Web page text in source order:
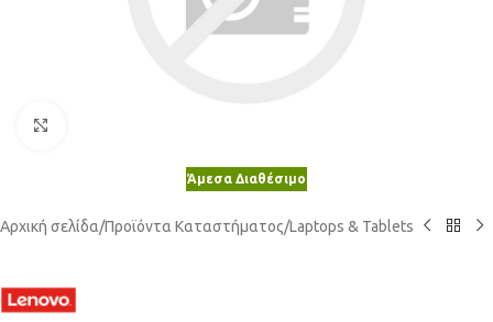
Άμεσα Διαθέσιμο
Αρχική σελίδα/Προϊόντα Καταστήματος/Laptops & Tablets